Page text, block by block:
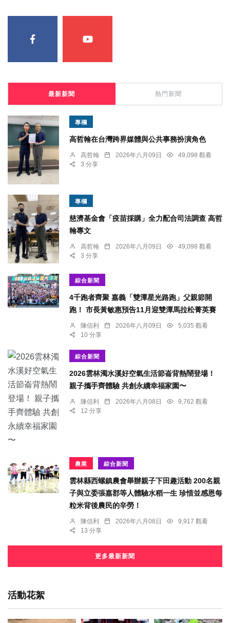
最新新聞 熱門新聞
專欄
高哲翰在台灣跨界媒體與公共事務扮演角色
高哲翰 2026年八月09日
49,098 觀看
3 分享
專欄
慈濟基金會「疫苗採購」全力配合司法調查 高哲
翰專文
高哲翰 2026年八月09日
49,098 觀看
3 分享
綜合新聞
4千跑者齊聚 嘉義「雙潭星光路跑」父親節開
跑！ 市長黃敏惠預告11月迎雙潭馬拉松菁英賽
陳信利 2026年八月09日
5,035 觀看
10 分享
綜合新聞
2026雲林濁水溪好空氣生活節崙背熱鬧登場！
親子攜手齊體驗 共創永續幸福家園〜
陳信利 2026年八月08日
9,762 觀看
12 分享
農業 綜合新聞
雲林縣西螺鎮農會舉辦親子下田趣活動 200名親
子與立委張嘉郡等人體驗水稻一生 珍惜並感恩每
粒米背後農民的辛勞！
陳信利 2026年八月08日
9,917 觀看
13 分享
更多最新新聞
活動花絮